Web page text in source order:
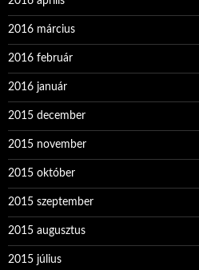
2016 március
2016 február
2016 január
2015 december
2015 november
2015 október
2015 szeptember
2015 augusztus
2015 július